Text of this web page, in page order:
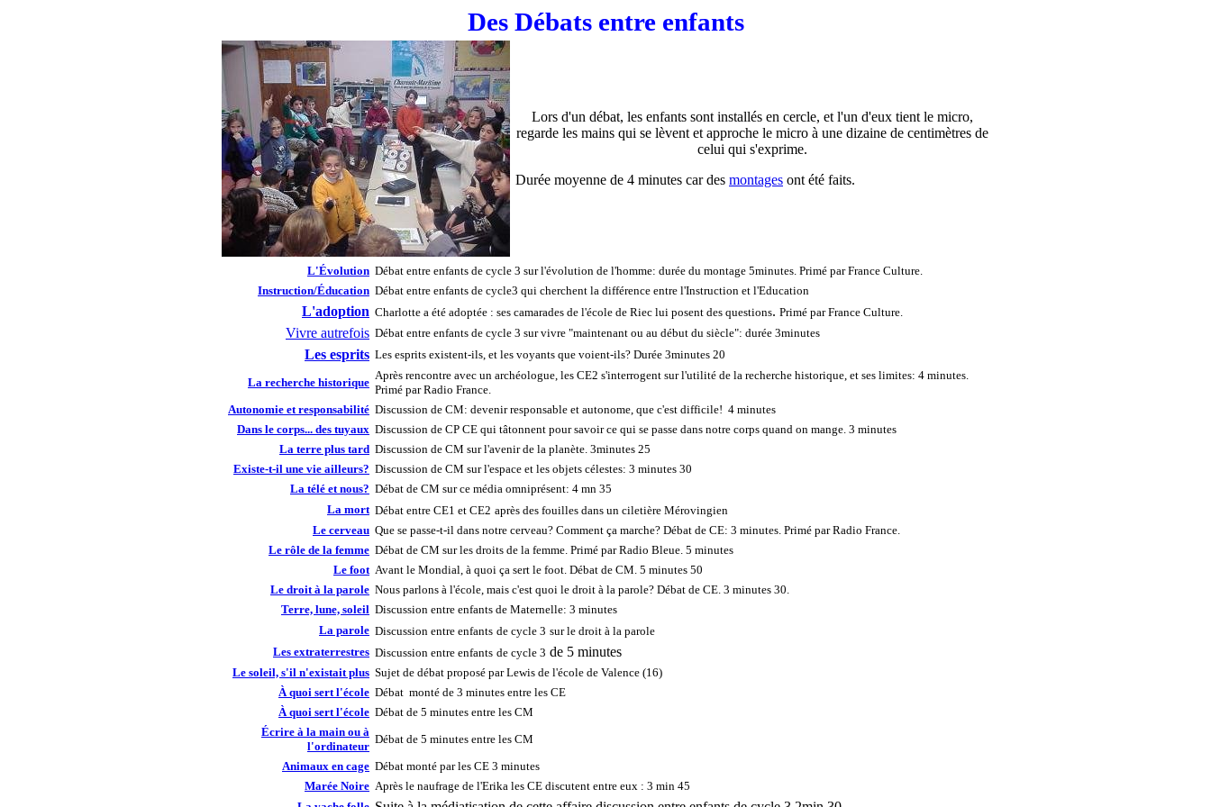
Des Débats entre enfants
Lors d'un débat, les enfants sont installés en cercle, et l'un d'eux tient le micro,
regarde les mains qui se lèvent et approche le micro à une dizaine de centimètres de
celui qui s'exprime.
Durée moyenne de 4 minutes car des montages ont été faits.
L'Évolution Débat entre enfants de cycle 3 sur l'évolution de l'homme: durée du montage 5minutes. Primé par France Culture.
Instruction/Éducation Débat entre enfants de cycle3 qui cherchent la différence entre l'Instruction et l'Education
L'adoption Charlotte a été adoptée : ses camarades de l'école de Riec lui posent des questions. Primé par France Culture.
Vivre autrefois Débat entre enfants de cycle 3 sur vivre "maintenant ou au début du siècle": durée 3minutes
Les esprits Les esprits existent-ils, et les voyants que voient-ils? Durée 3minutes 20
La recherche historique
Après rencontre avec un archéologue, les CE2 s'interrogent sur l'utilité de la recherche historique, et ses limites: 4 minutes.
Primé par Radio France.
Autonomie et responsabilité Discussion de CM: devenir responsable et autonome, que c'est difficile! 4 minutes
Dans le corps... des tuyaux Discussion de CP CE qui tâtonnent pour savoir ce qui se passe dans notre corps quand on mange. 3 minutes
La terre plus tard Discussion de CM sur l'avenir de la planète. 3minutes 25
Existe-t-il une vie ailleurs? Discussion de CM sur l'espace et les objets célestes: 3 minutes 30
La télé et nous? Débat de CM sur ce média omniprésent: 4 mn 35
La mort Débat entre CE1 et CE2 après des fouilles dans un ciletière Mérovingien
Le cerveau Que se passe-t-il dans notre cerveau? Comment ça marche? Débat de CE: 3 minutes. Primé par Radio France.
Le rôle de la femme Débat de CM sur les droits de la femme. Primé par Radio Bleue. 5 minutes
Le foot Avant le Mondial, à quoi ça sert le foot. Débat de CM. 5 minutes 50
Le droit à la parole Nous parlons à l'école, mais c'est quoi le droit à la parole? Débat de CE. 3 minutes 30.
Terre, lune, soleil Discussion entre enfants de Maternelle: 3 minutes
La parole Discussion entre enfants de cycle 3 sur le droit à la parole
Les extraterrestres Discussion entre enfants de cycle 3 de 5 minutes
Le soleil, s'il n'existait plus Sujet de débat proposé par Lewis de l'école de Valence (16)
À quoi sert l'école Débat monté de 3 minutes entre les CE
À quoi sert l'école Débat de 5 minutes entre les CM
Écrire à la main ou à
l'ordinateur
Débat de 5 minutes entre les CM
Animaux en cage Débat monté par les CE 3 minutes
Marée Noire Après le naufrage de l'Erika les CE discutent entre eux : 3 min 45